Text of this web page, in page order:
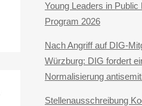
Young Leaders in Public
Program 2026
Nach Angriff auf DIG-
Würzburg: DIG fordert
Normalisierung
Stellenausschreibung